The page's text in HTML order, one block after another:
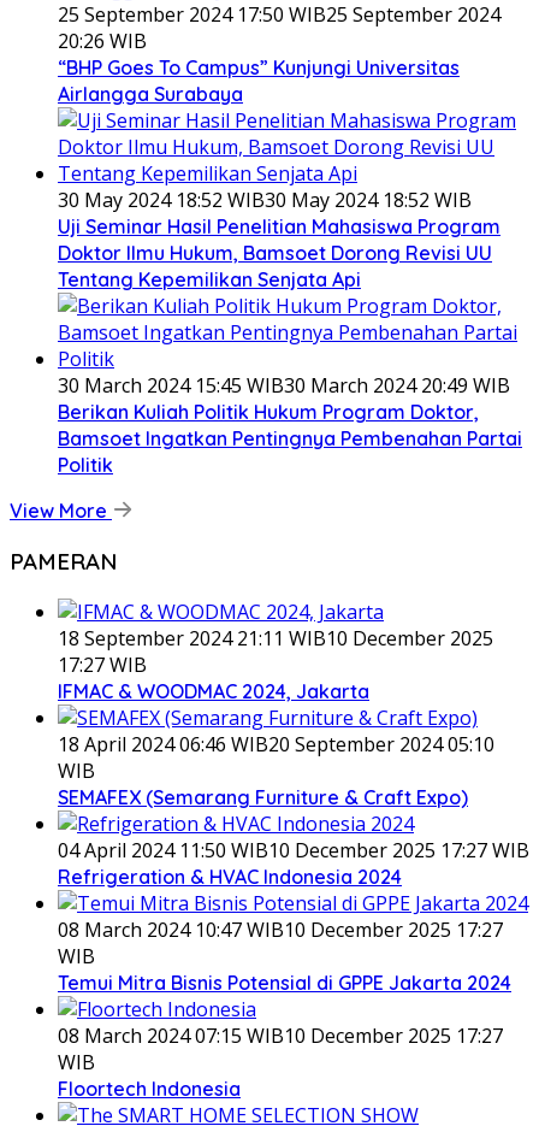
25 September 2024 17:50 WIB25 September 2024
20:26 WIB
“BHP Goes To Campus” Kunjungi Universitas
Airlangga Surabaya
30 May 2024 18:52 WIB30 May 2024 18:52 WIB
Uji Seminar Hasil Penelitian Mahasiswa Program
Doktor Ilmu Hukum, Bamsoet Dorong Revisi UU
Tentang Kepemilikan Senjata Api
30 March 2024 15:45 WIB30 March 2024 20:49 WIB
Berikan Kuliah Politik Hukum Program Doktor,
Bamsoet Ingatkan Pentingnya Pembenahan Partai
Politik
View More
PAMERAN
18 September 2024 21:11 WIB10 December 2025
17:27 WIB
IFMAC & WOODMAC 2024, Jakarta
18 April 2024 06:46 WIB20 September 2024 05:10
WIB
SEMAFEX (Semarang Furniture & Craft Expo)
04 April 2024 11:50 WIB10 December 2025 17:27 WIB
Refrigeration & HVAC Indonesia 2024
08 March 2024 10:47 WIB10 December 2025 17:27
WIB
Temui Mitra Bisnis Potensial di GPPE Jakarta 2024
08 March 2024 07:15 WIB10 December 2025 17:27
WIB
Floortech Indonesia